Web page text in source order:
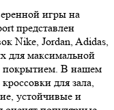
игры на
представлен
Nike, Jordan, Adidas,
для максимальной
покрытием. В нашем
для зала,
устойчивые и